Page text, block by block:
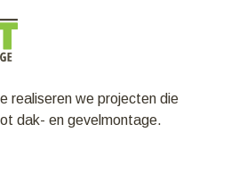
realiseren we projecten die
dak- en gevelmontage.